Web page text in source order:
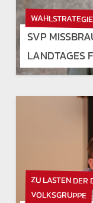
SVP
LANDTAGES
ZU LASTEN DER
VOLKSGRUPPE